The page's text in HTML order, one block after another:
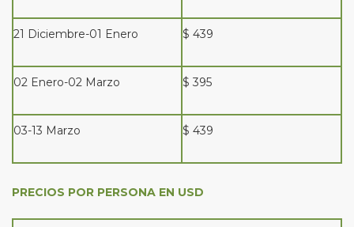
21 Diciembre-01 Enero $ 439
02 Enero-02 Marzo $ 395
03-13 Marzo $ 439
PRECIOS POR PERSONA EN USD